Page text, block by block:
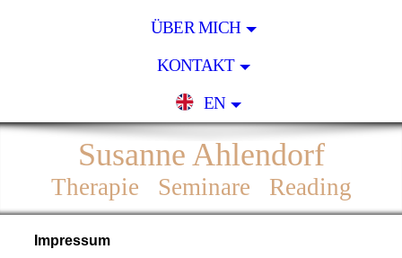
ÜBER MICH
KONTAKT
EN
Susanne Ahlendorf
Therapie Seminare Reading
Impressum